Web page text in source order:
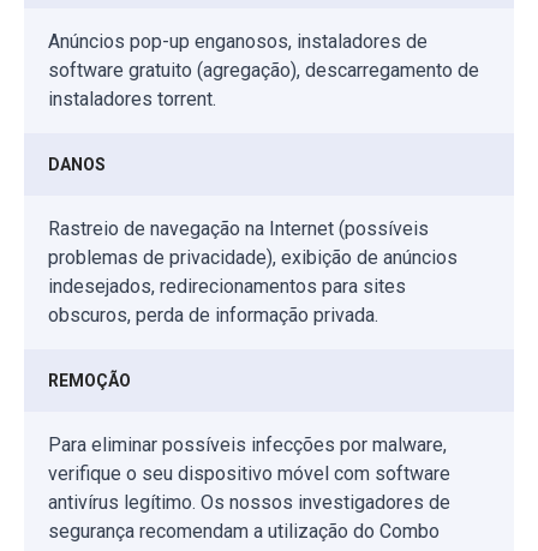
Anúncios pop-up enganosos, instaladores de
software gratuito (agregação), descarregamento de
instaladores torrent.
DANOS
Rastreio de navegação na Internet (possíveis
problemas de privacidade), exibição de anúncios
indesejados, redirecionamentos para sites
obscuros, perda de informação privada.
REMOÇÃO
Para eliminar possíveis infecções por malware,
verifique o seu dispositivo móvel com software
antivírus legítimo. Os nossos investigadores de
segurança recomendam a utilização do Combo